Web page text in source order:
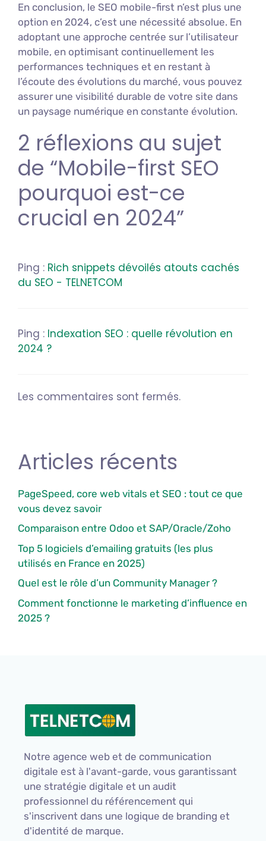
En conclusion, le SEO mobile-first n’est plus une
option en 2024, c’est une nécessité absolue. En
adoptant une approche centrée sur l’utilisateur
mobile, en optimisant continuellement les
performances techniques et en restant à
l’écoute des évolutions du marché, vous pouvez
assurer une visibilité durable de votre site dans
un paysage numérique en constante évolution.
2 réflexions au sujet
de “Mobile-first SEO
pourquoi est-ce
crucial en 2024”
Ping : Rich snippets dévoilés atouts cachés
du SEO - TELNETCOM
Ping : Indexation SEO : quelle révolution en
2024 ?
Les commentaires sont fermés.
Articles récents
PageSpeed, core web vitals et SEO : tout ce que
vous devez savoir
Comparaison entre Odoo et SAP/Oracle/Zoho
Top 5 logiciels d’emailing gratuits (les plus
utilisés en France en 2025)
Quel est le rôle d’un Community Manager ?
Comment fonctionne le marketing d’influence en
2025 ?
Notre agence web et de communication
digitale est à l'avant-garde, vous garantissant
une stratégie digitale et un audit
professionnel du référencement qui
s'inscrivent dans une logique de branding et
d'identité de marque.